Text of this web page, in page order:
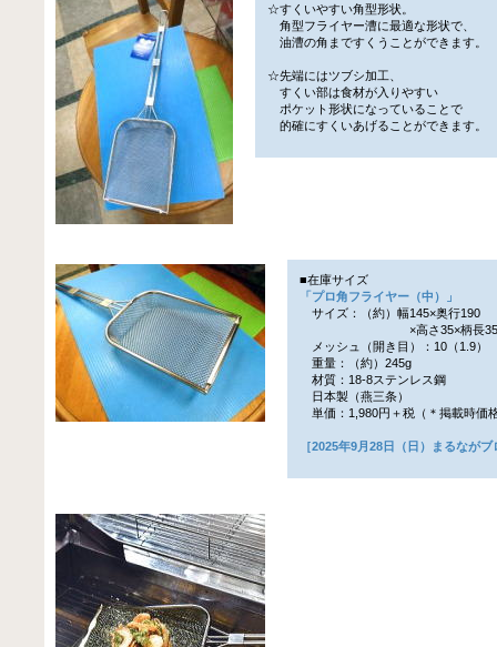
☆すくいやすい角型形状。
角型フライヤー漕に最適な形状で、
油漕の角まですくうことができます。
☆先端にはツブシ加工、
すくい部は食材が入りやすい
ポケット形状になっていることで
的確にすくいあげることができます。
■在庫サイズ
「プロ角フライヤー（中）」
サイズ：（約）幅145×奥行190
×高さ35×柄長
メッシュ（開き目）：10（1.9）
重量：（約）245g
材質：18‐8ステンレス鋼
日本製（燕三条）
単価：1,980円＋税（＊掲載時価
［2025年9月28日（日）まるなが